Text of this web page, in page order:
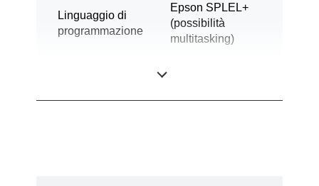
Linguaggio di
programmazione
Epson SPLEL+
(possibilità
multitasking)